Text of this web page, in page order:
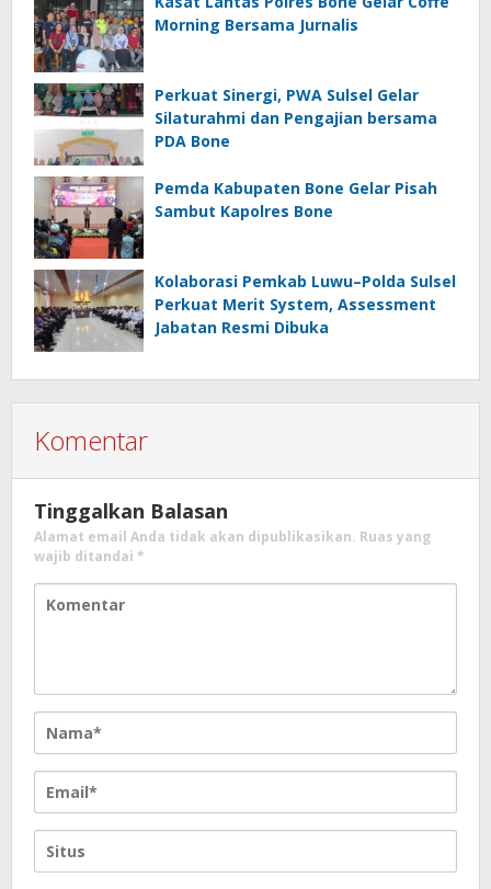
Morning Bersama Jurnalis
Perkuat Sinergi, PWA Sulsel Gelar
Silaturahmi dan Pengajian bersama
PDA Bone
Pemda Kabupaten Bone Gelar Pisah
Sambut Kapolres Bone
Kolaborasi Pemkab Luwu–Polda Sulsel
Perkuat Merit System, Assessment
Jabatan Resmi Dibuka
Komentar
Tinggalkan Balasan
Alamat email Anda tidak akan dipublikasikan. Ruas yang
wajib ditandai *